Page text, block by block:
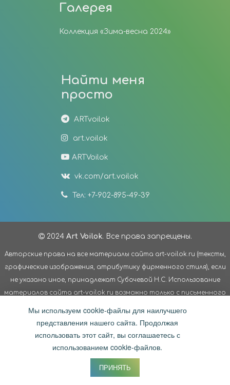
Галерея
Коллекция «Зима-весна 2024»
Найти меня
просто
ARTvoilok
art.voilok
ARTVoilok
vk.com/art.voilok
Тел: +7-902-895-49-39
2024 Art Voilok. Все права запрещены.
Авторские права на все материалы сайта art-voilok.ru (тексты,
графические изображения, атрибутику фирменного стиля), если
не указано иное, принадлежат Субочевой Н.С. Использование
материалов сайта art-voilok.ru возможно только с письменного
правообладателя; использовать материалы сайта в
коммерческих целях. Авторские права на материалы сайта
защищены действующим законодательством Российской
Федерации.
Мы используем cookie-файлы для наилучшего
представления нашего сайта. Продолжая
использовать этот сайт, вы соглашаетесь с
использованием cookie-файлов.
ПРИНЯТЬ